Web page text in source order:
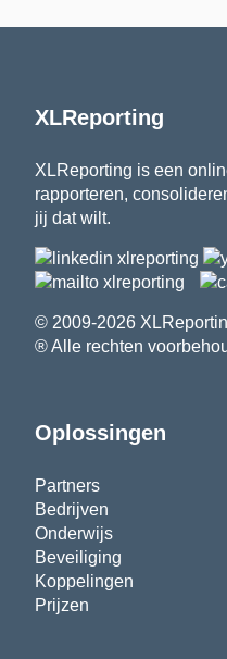
XLReporting
XLReporting is een
rapporteren,
jij dat wilt.
© 2009-2026
® Alle rechten
Oplossingen
Partners
Bedrijven
Onderwijs
Beveiliging
Koppelingen
Prijzen